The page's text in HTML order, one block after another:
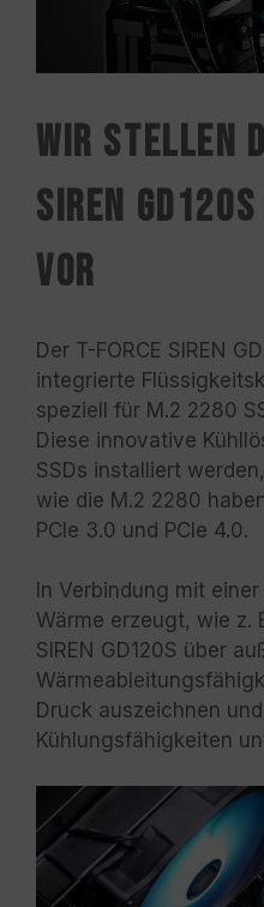
Wir stellen
SIREN
vor
Der T-FORCE SIREN
integrierte
speziell für M.2 2280
Diese innovative
SSDs installiert
wie die M.2 2280
PCIe 3.0 und PCIe 4.0.
In Verbindung mit
Wärme erzeugt, wie z.
SIREN GD120S über
Druck auszeichnen
Kühlungsfähigkeiten